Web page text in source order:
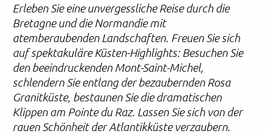
Erleben Sie eine unvergessliche Reise durch die
Bretagne und die Normandie mit
atemberaubenden Landschaften. Freuen Sie sich
auf spektakuläre Küsten-Highlights: Besuchen Sie
den beeindruckenden Mont-Saint-Michel,
schlendern Sie entlang der bezaubernden Rosa
Granitküste, bestaunen Sie die dramatischen
Klippen am Pointe du Raz. Lassen Sie sich von der
rauen Schönheit der Atlantikküste verzaubern.